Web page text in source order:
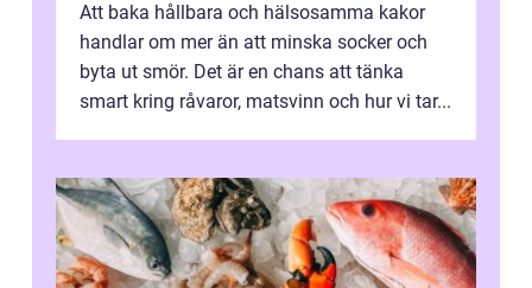
Att baka hållbara och hälsosamma kakor
handlar om mer än att minska socker och
byta ut smör. Det är en chans att tänka
smart kring råvaror, matsvinn och hur vi tar...